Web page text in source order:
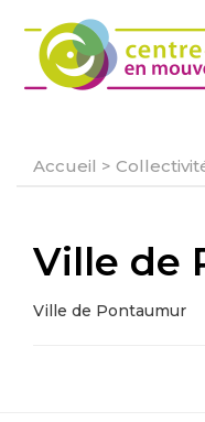
Accueil >
Ville de
Ville de Pontaumur